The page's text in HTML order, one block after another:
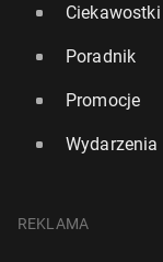
Ciekawostki
Poradnik
Promocje
Wydarzenia
REKLAMA